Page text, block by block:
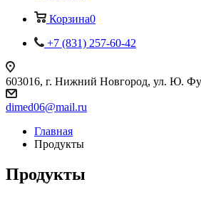
Корзина0
+7 (831) 257-60-42
603016, г. Нижний Новгород, ул. Ю.
dimed06@mail.ru
Главная
Продукты
Продукты